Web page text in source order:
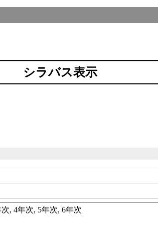
シラバス表示
, 4年次, 5年次, 6年次